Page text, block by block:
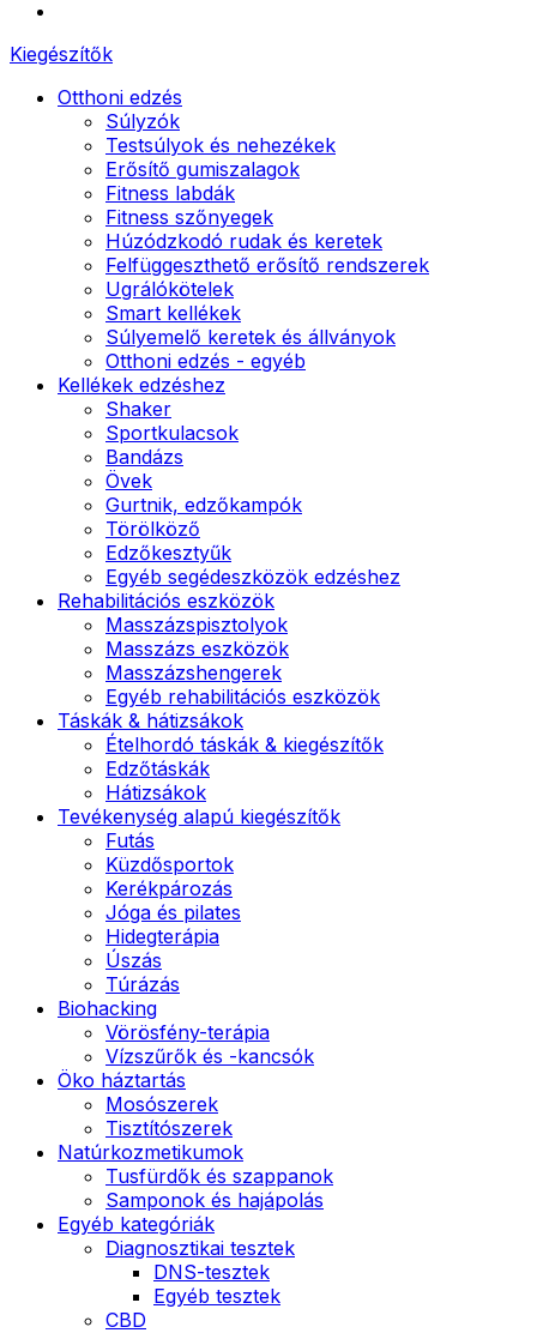
Kiegészítők
Otthoni edzés
Súlyzók
Testsúlyok és nehezékek
Erősítő gumiszalagok
Fitness labdák
Fitness szőnyegek
Húzódzkodó rudak és keretek
Felfüggeszthető erősítő rendszerek
Ugrálókötelek
Smart kellékek
Súlyemelő keretek és állványok
Otthoni edzés - egyéb
Kellékek edzéshez
Shaker
Sportkulacsok
Bandázs
Övek
Gurtnik, edzőkampók
Törölköző
Edzőkesztyűk
Egyéb segédeszközök edzéshez
Rehabilitációs eszközök
Masszázspisztolyok
Masszázs eszközök
Masszázshengerek
Egyéb rehabilitációs eszközök
Táskák & hátizsákok
Ételhordó táskák & kiegészítők
Edzőtáskák
Hátizsákok
Tevékenység alapú kiegészítők
Futás
Küzdősportok
Kerékpározás
Jóga és pilates
Hidegterápia
Úszás
Túrázás
Biohacking
Vörösfény-terápia
Vízszűrők és -kancsók
Öko háztartás
Mosószerek
Tisztítószerek
Natúrkozmetikumok
Tusfürdők és szappanok
Samponok és hajápolás
Egyéb kategóriák
Diagnosztikai tesztek
DNS-tesztek
Egyéb tesztek
CBD